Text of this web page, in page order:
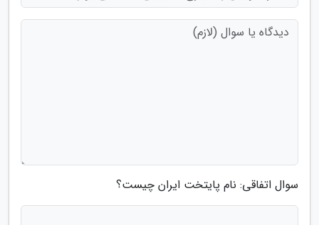
سوال اتفاقی: نام پایتخت ایران چیست؟